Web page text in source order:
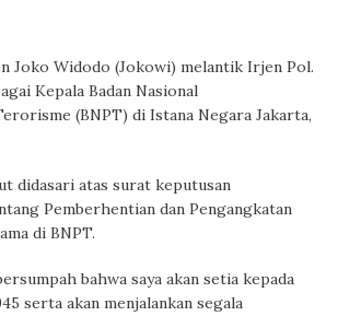
Joko Widodo (Jokowi) melantik Irjen Pol.
Kepala Badan Nasional
(BNPT) di Istana Negara Jakarta,
didasari atas surat keputusan
Pemberhentian dan Pengangkatan
di BNPT.
bahwa saya akan setia kepada
serta akan menjalankan segala